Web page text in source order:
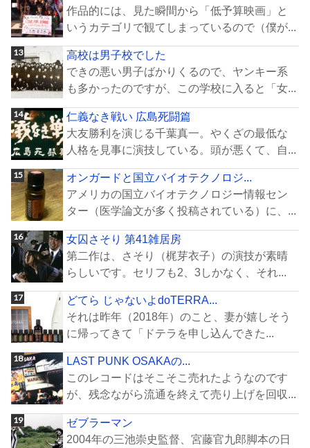
作品的には、見た瞬間から「低予算映画」と
いうカテゴリで観てしまっているので（僕が...
高校は男子校でした
できの悪い男子ばかりくるので、ヤンキー系
も多かったのですが、この学校に入ると「女...
仁義なき戦い 広島死闘篇
大友勝利を演じる千葉真一。やくざの最低な
人格を見事に演技している。頭が悪くて、自...
オンガードと国立バイオテクノロジ...
アメリカの国立バイオテクノロジー情報セン
ター（医学論文が多く投稿されている）に、...
女囚さそり 第41雑居房
第二作は、さそり（梶芽衣子）の演技が素晴
らしいです。セリフも2、3しかなく、それ...
どてら じゃないよdoTERRA...
それは昨年（2018年）のこと、妻が嬉しそう
に帰ってきて「ドテラを申し込んできた...
LAST PUNK OSAKAの...
このレコードはそこそこ売れたようなのです
が、残念ながら流通を終えて売り上げを回収...
ゼブラーマン
2004年の三池崇史監督、宮藤官九郎脚本の日